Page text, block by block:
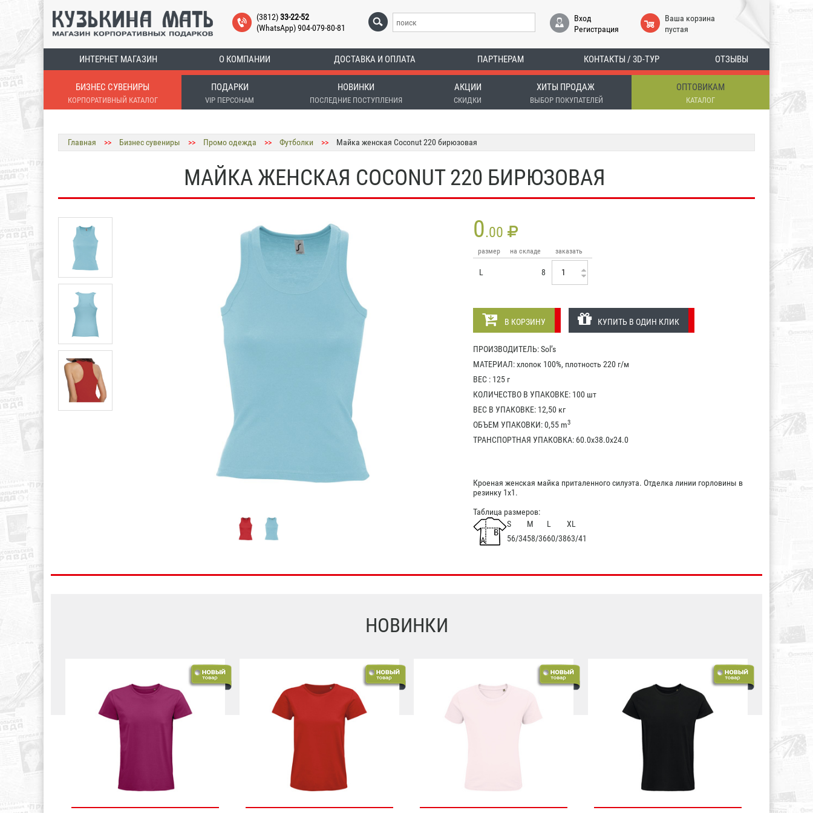
(3812)33-22-52
(WhatsApp) 904-079-80-81
Вход
Регистрация
Ваша корзина
пустая
ИНТЕРНЕТ МАГАЗИН О КОМПАНИИ ДОСТАВКА И ОПЛАТА ПАРТНЕРАМ КОНТАКТЫ / 3D-ТУР ОТЗЫВЫ
БИЗНЕС СУВЕНИРЫ
КОРПОРАТИВНЫЙ КАТАЛОГ
ПОДАРКИ
VIP ПЕРСОНАМ
НОВИНКИ
ПОСЛЕДНИЕ ПОСТУПЛЕНИЯ
АКЦИИ
СКИДКИ
ХИТЫ ПРОДАЖ
ВЫБОР ПОКУПАТЕЛЕЙ
ОПТОВИКАМ
КАТАЛОГ
Главная >> Бизнес сувениры >> Промо одежда >> Футболки >> Майка женская Coconut 220 бирюзовая
МАЙКА ЖЕНСКАЯ COCONUT 220 БИРЮЗОВАЯ
0.00
размер на складе заказать
L 8
В КОРЗИНУ КУПИТЬ В ОДИН КЛИК
ПРОИЗВОДИТЕЛЬ: Sol’s
МАТЕРИАЛ: хлопок 100%, плотность 220 г/м
ВЕС : 125 г
КОЛИЧЕСТВО В УПАКОВКЕ: 100 шт
ВЕС В УПАКОВКЕ: 12,50 кг
ОБЪЕМ УПАКОВКИ: 0,55 m3
ТРАНСПОРТНАЯ УПАКОВКА: 60.0x38.0x24.0
Кроеная женская майка приталенного силуэта. Отделка линии горловины в
резинку 1х1.
Таблица размеров:
S
M L
XL
56/3458/3660/3863/41
НОВИНКИ